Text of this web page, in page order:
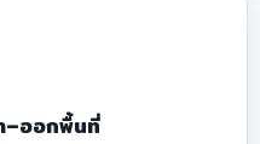
–ออกพื้นที่